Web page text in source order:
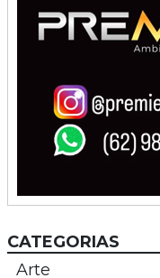
CATEGORIAS
Arte